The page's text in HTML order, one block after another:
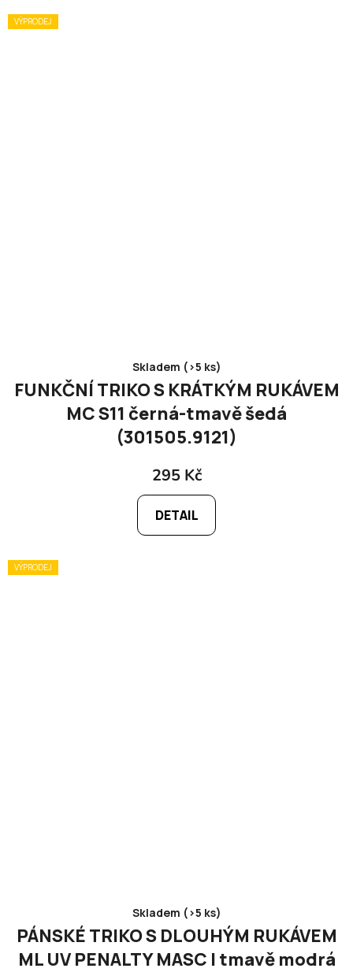
VÝPRODEJ
Skladem (>5 ks)
FUNKČNÍ TRIKO S KRÁTKÝM RUKÁVEM
MC S11 černá-tmavě šedá
(301505.9121)
295 Kč
DETAIL
VÝPRODEJ
Skladem (>5 ks)
PÁNSKÉ TRIKO S DLOUHÝM RUKÁVEM
ML UV PENALTY MASC I tmavě modrá